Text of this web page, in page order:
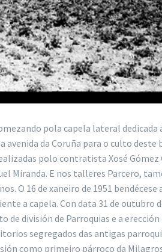
pola capela lateral dedicada
avenida da Coruña para o culto deste
polo contratista Xosé Gómez
Miranda. E nos talleres Parcero,
O 16 de xaneiro de 1951 bendécese
a capela. Con data 31 de outubro
de división de Parroquias e a erección
segregados das antigas
como primeiro párroco da